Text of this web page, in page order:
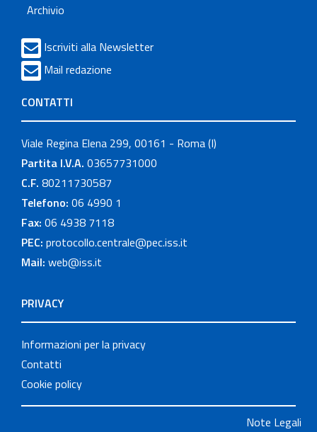
Archivio
Iscriviti alla Newsletter
Mail redazione
CONTATTI
Viale Regina Elena 299, 00161 - Roma (I)
Partita I.V.A. 03657731000
C.F. 80211730587
Telefono: 06 4990 1
Fax: 06 4938 7118
PEC: protocollo.centrale@pec.iss.it
Mail: web@iss.it
PRIVACY
Informazioni per la privacy
Contatti
Cookie policy
Note Legali